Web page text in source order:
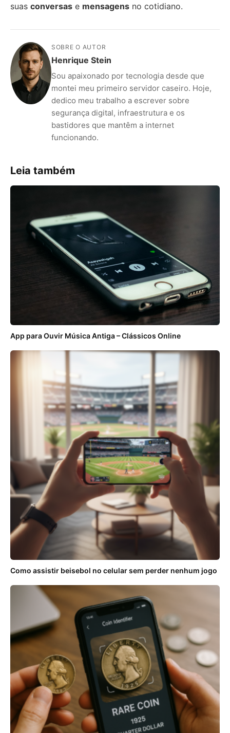
suas conversas e mensagens no cotidiano.
SOBRE O AUTOR
Henrique Stein
Sou apaixonado por tecnologia desde que
montei meu primeiro servidor caseiro. Hoje,
dedico meu trabalho a escrever sobre
segurança digital, infraestrutura e os
bastidores que mantêm a internet
funcionando.
Leia também
App para Ouvir Música Antiga – Clássicos Online
Como assistir beisebol no celular sem perder nenhum jogo